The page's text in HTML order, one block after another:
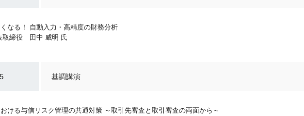
なる！ 自動入力・高精度の財務分析
取締役 田中 威明 氏
基調講演
ける与信リスク管理の共通対策 ～取引先審査と取引審査の両面から～